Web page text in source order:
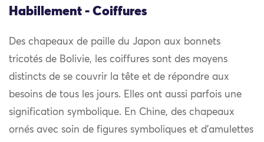
Habillement - Coiffures
Des chapeaux de paille du Japon aux bonnets
tricotés de Bolivie, les coiffures sont des moyens
distincts de se couvrir la tête et de répondre aux
besoins de tous les jours. Elles ont aussi parfois une
signification symbolique. En Chine, des chapeaux
ornés avec soin de figures symboliques et d’amulettes